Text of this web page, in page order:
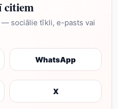
citiem
sociālie tīkli, e-pasts vai
WhatsApp
X